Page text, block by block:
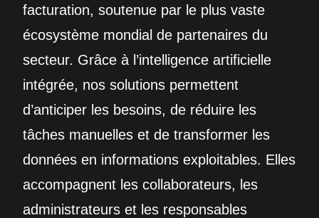
facturation, soutenue par le plus vaste
écosystème mondial de partenaires du
secteur. Grâce à l’intelligence artificielle
intégrée, nos solutions permettent
d’anticiper les besoins, de réduire les
tâches manuelles et de transformer les
données en informations exploitables. Elles
accompagnent les collaborateurs, les
administrateurs et les responsables